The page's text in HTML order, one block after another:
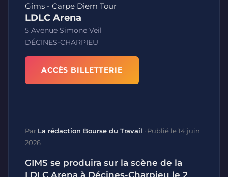
Gims - Carpe Diem Tour
LDLC Arena
5 Avenue Simone Veil
DÉCINES-CHARPIEU
ACCÈS BILLETTERIE
Par La rédaction Bourse du Travail · Publié le 14 juin
2026
GIMS se produira sur la scène de la
LDLC Arena à Décines-Charpieu le 2